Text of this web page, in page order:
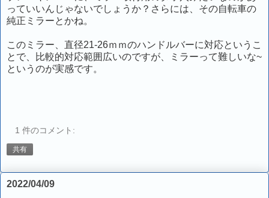
っていいんじゃないでしょうか？さらには、その自転車の
純正ミラーとかね。
このミラー、直径21-26ｍｍのハンドルバーに対応というこ
とで、比較的対応範囲広いのですが、ミラーって難しいな~
というのが実感です。
1 件のコメント:
共有
2022/04/09